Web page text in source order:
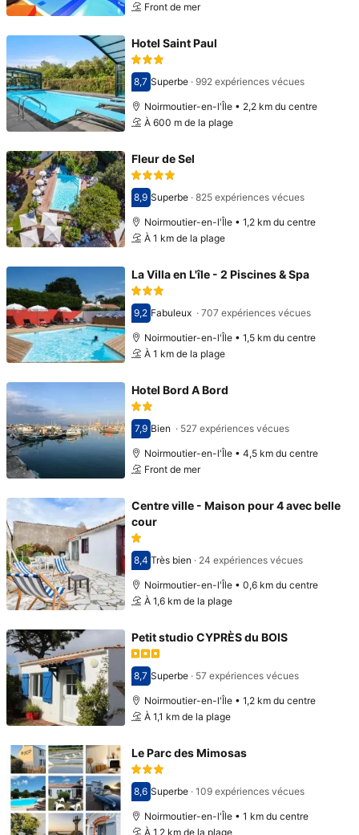
Front de mer
Hotel Saint Paul
Avec une note de 8,7
8,7 Superbe· 992 expériences vécues
Noirmoutier-en-l'Île • 2,2 km du centre
À 600 m de la plage
Fleur de Sel
Avec une note de 8,9
8,9 Superbe· 825 expériences vécues
Noirmoutier-en-l'Île • 1,2 km du centre
À 1 km de la plage
La Villa en L'île - 2 Piscines & Spa
Avec une note de 9,2
9,2 Fabuleux · 707 expériences vécues
Noirmoutier-en-l'Île • 1,5 km du centre
À 1 km de la plage
Hotel Bord A Bord
Avec une note de 7,9
7,9 Bien · 527 expériences vécues
Noirmoutier-en-l'Île • 4,5 km du centre
Front de mer
Centre ville - Maison pour 4 avec belle
cour
Avec une note de 8,4
8,4 Très bien · 24 expériences vécues
Noirmoutier-en-l'Île • 0,6 km du centre
À 1,6 km de la plage
Petit studio CYPRÈS du BOIS
Avec une note de 8,7
8,7 Superbe· 57 expériences vécues
Noirmoutier-en-l'Île • 1,2 km du centre
À 1,1 km de la plage
Le Parc des Mimosas
Avec une note de 8,6
8,6 Superbe· 109 expériences vécues
Noirmoutier-en-l'Île • 1 km du centre
À 1,2 km de la plage